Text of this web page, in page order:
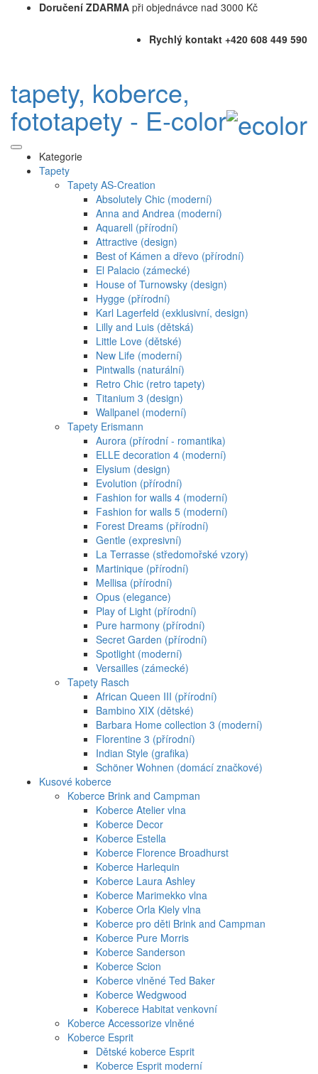
Doručení ZDARMA při objednávce nad 3000 Kč
Rychlý kontakt +420 608 449 590
tapety, koberce,
fototapety - E-color
Kategorie
Tapety
Tapety AS-Creation
Absolutely Chic (moderní)
Anna and Andrea (moderní)
Aquarell (přírodní)
Attractive (design)
Best of Kámen a dřevo (přírodní)
El Palacio (zámecké)
House of Turnowsky (design)
Hygge (přírodní)
Karl Lagerfeld (exklusivní, design)
Lilly and Luis (dětská)
Little Love (dětské)
New Life (moderní)
Pintwalls (naturální)
Retro Chic (retro tapety)
Titanium 3 (design)
Wallpanel (moderní)
Tapety Erismann
Aurora (přírodní - romantika)
ELLE decoration 4 (moderní)
Elysium (design)
Evolution (přírodní)
Fashion for walls 4 (moderní)
Fashion for walls 5 (moderní)
Forest Dreams (přírodní)
Gentle (expresivní)
La Terrasse (středomořské vzory)
Martinique (přírodní)
Mellisa (přírodní)
Opus (elegance)
Play of Light (přírodní)
Pure harmony (přírodní)
Secret Garden (přírodní)
Spotlight (moderní)
Versailles (zámecké)
Tapety Rasch
African Queen III (přírodní)
Bambino XIX (dětské)
Barbara Home collection 3 (moderní)
Florentine 3 (přírodní)
Indian Style (grafika)
Schöner Wohnen (domácí značkové)
Kusové koberce
Koberce Brink and Campman
Koberce Atelier vlna
Koberce Decor
Koberce Estella
Koberce Florence Broadhurst
Koberce Harlequin
Koberce Laura Ashley
Koberce Marimekko vlna
Koberce Orla Kiely vlna
Koberce pro děti Brink and Campman
Koberce Pure Morris
Koberce Sanderson
Koberce Scion
Koberce vlněné Ted Baker
Koberce Wedgwood
Koberece Habitat venkovní
Koberce Accessorize vlněné
Koberce Esprit
Dětské koberce Esprit
Koberce Esprit moderní